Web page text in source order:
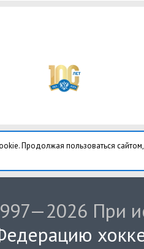
Продолжая пользоваться
При